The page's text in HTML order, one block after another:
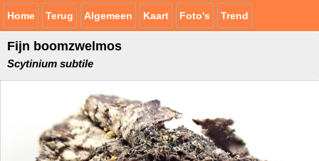
Home Terug Algemeen Kaart Foto's Trend
Fijn boomzwelmos
Scytinium subtile